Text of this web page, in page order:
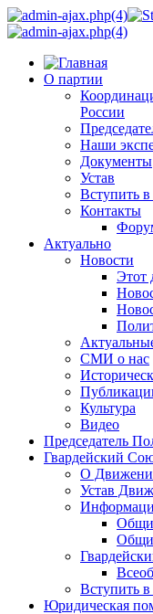
О партии
России
Наши
Документы
Устав
Вступить
Контакты
Актуально
Новости
Этот
СМИ о нас
Культура
Видео
Председатель
Гвардейский
О
Устав
Вступить
Юридическая